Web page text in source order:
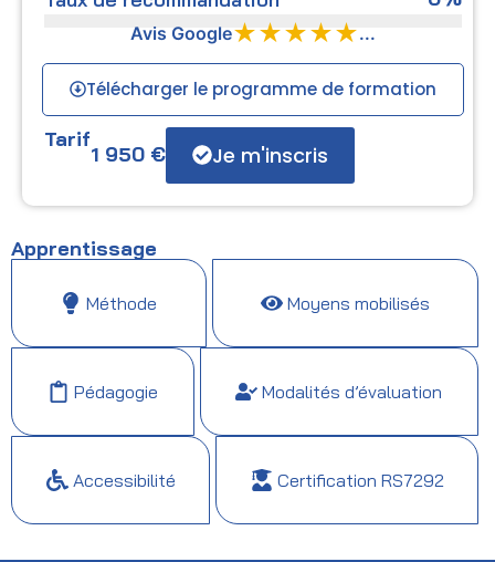
Avis Google★★★★★...
Télécharger le programme de formation
Tarif
1 950 € Je m'inscris
Apprentissage
Méthode Moyens mobilisés
Pédagogie Modalités d’évaluation
Accessibilité Certification RS7292